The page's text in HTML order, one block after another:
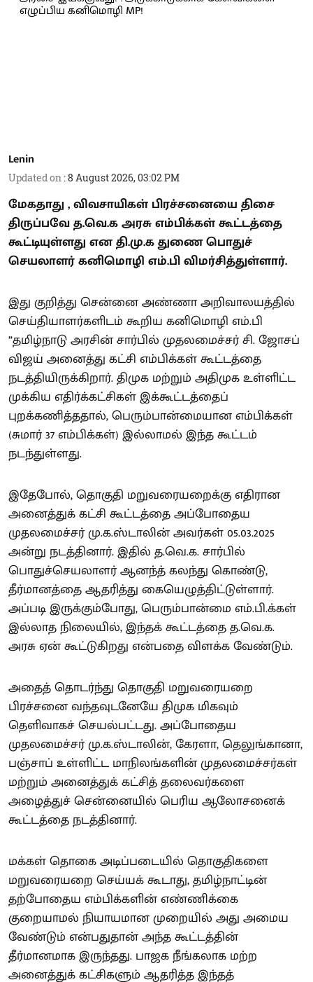
Lenin
Updated on :8 August 2026, 03:02 PM
மேகதாது , விவசாயிகள் பிரச்சனையை திசை
திருப்பவே த.வெ.க அரசு எம்பிக்கள் கூட்டத்தை
கூட்டியுள்ளது என தி.மு.க துணை பொதுச்
செயலாளர் கனிமொழி எம்.பி விமர்சித்துள்ளார்.
இது குறித்து சென்னை அண்ணா அறிவாலயத்தில்
செய்தியாளர்களிடம் கூறிய கனிமொழி எம்.பி
”தமிழ்நாடு அரசின் சார்பில் முதலமைச்சர் சி. ஜோசப்
விஜய் அனைத்து கட்சி எம்பிக்கள் கூட்டத்தை
நடத்தியிருக்கிறார். திமுக மற்றும் அதிமுக உள்ளிட்ட
முக்கிய எதிர்க்கட்சிகள் இக்கூட்டத்தைப்
புறக்கணித்ததால், பெரும்பான்மையான எம்பிக்கள்
(சுமார் 37 எம்பிக்கள்) இல்லாமல் இந்த கூட்டம்
நடந்துள்ளது.
இதேபோல், தொகுதி மறுவரையறைக்கு எதிரான
அனைத்துக் கட்சி கூட்டத்தை அப்போதைய
முதலமைச்சர் மு.க.ஸ்டாலின் அவர்கள் 05.03.2025
அன்று நடத்தினார். இதில் த.வெ.க. சார்பில்
பொதுச்செயலாளர் ஆனந்த் கலந்து கொண்டு,
தீர்மானத்தை ஆதரித்து கையெழுத்திட்டுள்ளார்.
அப்படி இருக்கும்போது, பெரும்பான்மை எம்.பி.க்கள்
இல்லாத நிலையில், இந்தக் கூட்டத்தை த.வெ.க.
அரசு ஏன் கூட்டுகிறது என்பதை விளக்க வேண்டும்.
அதைத் தொடர்ந்து தொகுதி மறுவரையறை
பிரச்சனை வந்தவுடனேயே திமுக மிகவும்
தெளிவாகச் செயல்பட்டது. அப்போதைய
முதலமைச்சர் மு.க.ஸ்டாலின், கேரளா, தெலுங்கானா,
பஞ்சாப் உள்ளிட்ட மாநிலங்களின் முதலமைச்சர்கள்
மற்றும் அனைத்துக் கட்சித் தலைவர்களை
அழைத்துச் சென்னையில் பெரிய ஆலோசனைக்
கூட்டத்தை நடத்தினார்.
மக்கள் தொகை அடிப்படையில் தொகுதிகளை
மறுவரையறை செய்யக் கூடாது, தமிழ்நாட்டின்
தற்போதைய எம்பிக்களின் எண்ணிக்கை
குறையாமல் நியாயமான முறையில் அது அமைய
வேண்டும் என்பதுதான் அந்த கூட்டத்தின்
தீர்மானமாக இருந்தது. பாஜக நீங்கலாக மற்ற
அனைத்துக் கட்சிகளும் ஆதரித்த இந்தத்